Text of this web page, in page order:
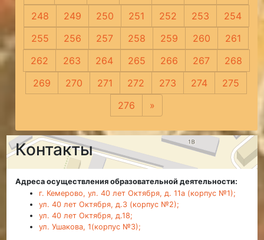
248
249 250 251 252 253
254
255
256 257 258 259 260
261
262
263 264 265 266 267
268
269
270 271 272 273 274
275
276
»
Контакты
Адреса осуществления образовательной деятельности:
г. Кемерово, ул. 40 лет Октября, д. 11а (корпус №1);
ул. 40 лет Октября, д.3 (корпус №2);
ул. 40 лет Октября, д.18;
ул. Ушакова, 1(корпус №3);